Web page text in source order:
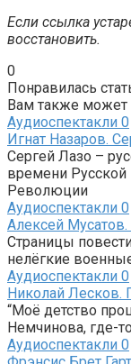
Если ссылка
восстановить.
0
Понравилась
Вам также может
Аудиоспектакли 0
Игнат Назаров.
Сергей Лазо –
времени Русской
Революции
Аудиоспектакли 0
Алексей
Страницы
нелёгкие
Аудиоспектакли 0
Николай Лесков.
“Моё детство
Немчинова, где-
Аудиоспектакли 0